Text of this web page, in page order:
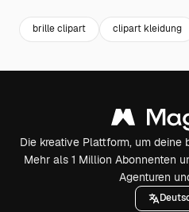
brille clipart clipart kleidung
Die kreative Plattform, um
Mehr als 1 Million Abonnenten
Agenturen